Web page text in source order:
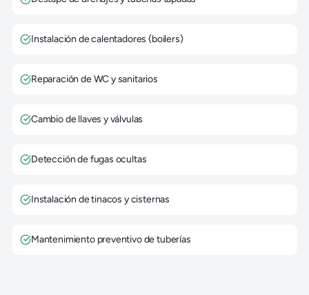
Instalación de calentadores (boilers)
Reparación de WC y sanitarios
Cambio de llaves y válvulas
Detección de fugas ocultas
Instalación de tinacos y cisternas
Mantenimiento preventivo de tuberías